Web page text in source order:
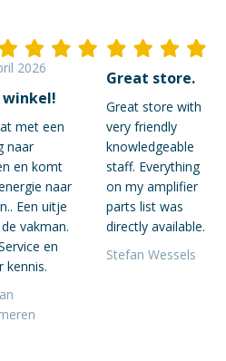
2026
winkel!
met een
naar
en komt
naar
Een uitje
vakman.
en
kennis.
Great store.
Great store with
very friendly
knowledgeable
staff. Everything
on my amplifier
parts list was
directly available.
Stefan Wessels